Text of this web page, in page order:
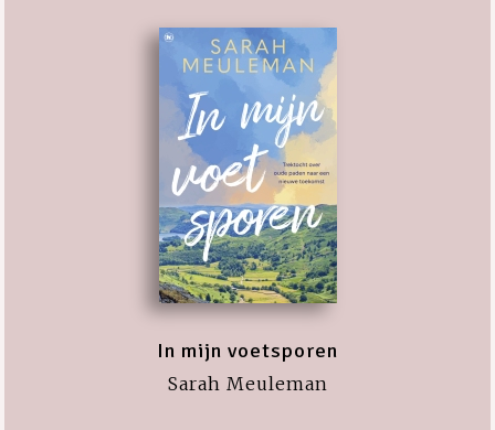
In mijn voetsporen
Sarah Meuleman